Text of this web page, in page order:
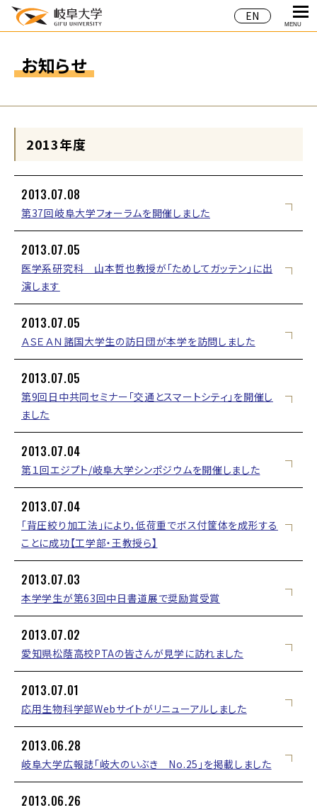
EN
MENU
お知らせ
2013年度
2013.07.08
第37回岐阜大学フォーラムを開催しました
2013.07.05
医学系研究科 山本哲也教授が「ためしてガッテン」に出
演します
2013.07.05
ＡＳＥＡＮ諸国大学生の訪日団が本学を訪問しました
2013.07.05
第9回日中共同セミナー「交通とスマートシティ」を開催し
ました
2013.07.04
第１回エジプト/岐阜大学シンポジウムを開催しました
2013.07.04
「背圧絞り加工法」により，低荷重でボス付筐体を成形する
ことに成功【工学部・王教授ら】
2013.07.03
本学学生が第63回中日書道展で奨励賞受賞
2013.07.02
愛知県松蔭高校PTAの皆さんが見学に訪れました
2013.07.01
応用生物科学部Webサイトがリニューアルしました
2013.06.28
岐阜大学広報誌「岐大のいぶき No.25」を掲載しました
2013.06.26